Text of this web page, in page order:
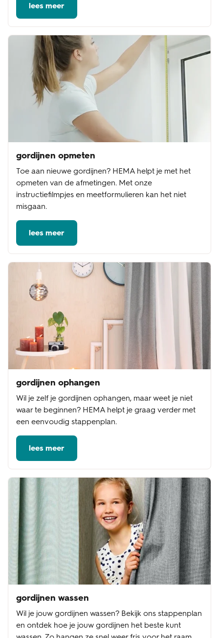
lees meer
gordijnen opmeten
Toe aan nieuwe gordijnen? HEMA helpt je met het
opmeten van de afmetingen. Met onze
instructiefilmpjes en meetformulieren kan het niet
misgaan.
lees meer
gordijnen ophangen
Wil je zelf je gordijnen ophangen, maar weet je niet
waar te beginnen? HEMA helpt je graag verder met
een eenvoudig stappenplan.
lees meer
gordijnen wassen
Wil je jouw gordijnen wassen? Bekijk ons stappenplan
en ontdek hoe je jouw gordijnen het beste kunt